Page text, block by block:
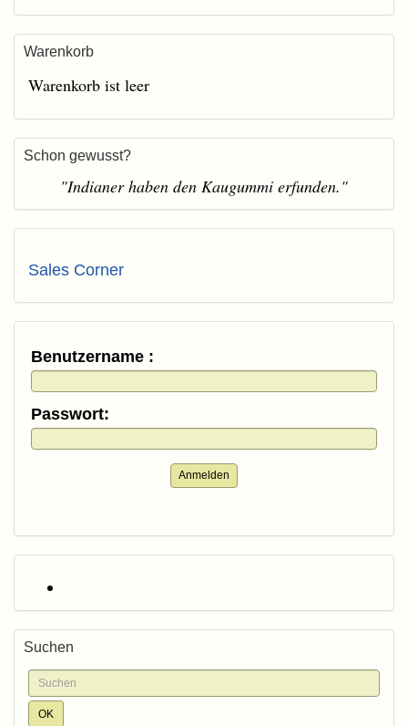
Warenkorb
Warenkorb ist leer
Schon gewusst?
"Indianer haben den Kaugummi erfunden."
Sales Corner
Benutzername :
Passwort:
Anmelden
Suchen